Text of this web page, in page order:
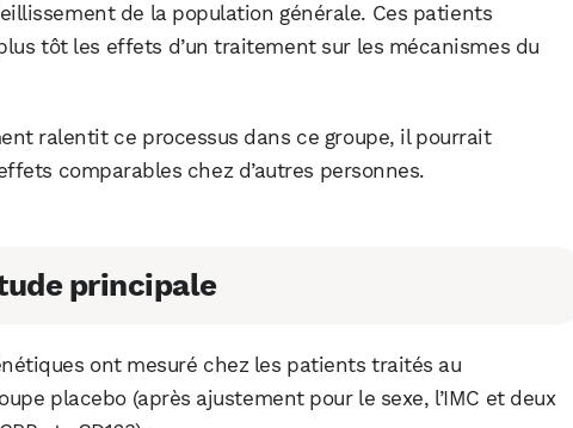
de la population générale. Ces patients
tôt les effets d’un traitement sur les mécanismes du
ralentit ce processus dans ce groupe, il pourrait
comparables chez d’autres personnes.
principale
ont mesuré chez les patients traités au
placebo (après ajustement pour le sexe, l’IMC et deux